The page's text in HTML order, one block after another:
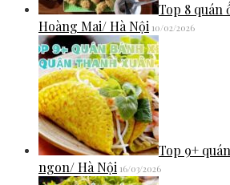
Top 8 quán
Hoàng Mai/ Hà Nội 10/02/2026
Top 9+
ngon/ Hà Nội 16/03/2026